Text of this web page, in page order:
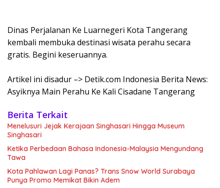
Dinas Perjalanan Ke Luarnegeri Kota Tangerang
kembali membuka destinasi wisata perahu secara
gratis. Begini keseruannya.
Artikel ini disadur –> Detik.com Indonesia Berita News:
Asyiknya Main Perahu Ke Kali Cisadane Tangerang
Berita Terkait
Menelusuri Jejak Kerajaan Singhasari Hingga Museum
Singhasari
Ketika Perbedaan Bahasa Indonesia-Malaysia Mengundang
Tawa
Kota Pahlawan Lagi Panas? Trans Snow World Surabaya
Punya Promo Memikat Bikin Adem